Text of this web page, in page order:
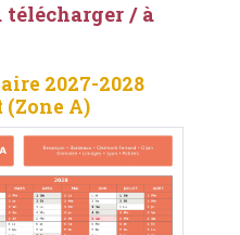
télécharger / à
2027-2028
(Zone A)